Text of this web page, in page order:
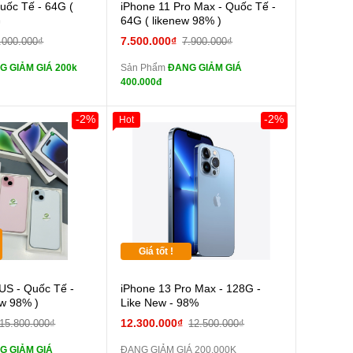
tai nghe iPhone 6S
Pin dự phòng và
Tế - 64G (
GIẢM GIÁ 200k
màn
tai nghe iPhone 6S
Pin dự phòng và
các Phụ Kiện Khác
iPhone 11 Pro Max - Quốc Tế -
64G ( likenew 98% )
7.500.000₫ 7.900.000₫
Sản PhẩmĐANG GIẢM GIÁ
400.000đ
Khách Hàng
Cường lực 10D full
tai nghe iPhone 6S
- Quốc Tế -
98% )
15.800.000₫
-2%
GIẢM GIÁ
Giá tốt !
iPhone 13 Pro Max - 128G -
Like New - 98%
12.300.000₫ 12.500.000₫
-2%
ĐANG GIẢM GIÁ 200.000K
Hot